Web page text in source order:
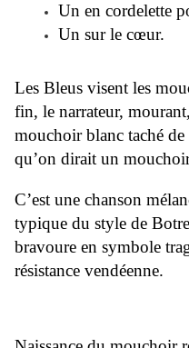
Un en cordelette
Un sur le cœur.
Les Bleus visent les
fin, le narrateur,
mouchoir blanc taché
qu’on dirait un
C’est une chanson
typique du style de
bravoure en symbole
résistance vendéenne.